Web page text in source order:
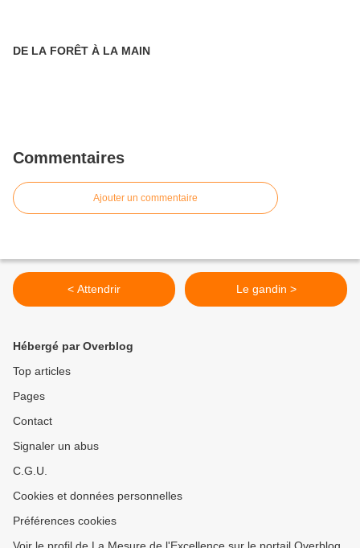
DE LA FORÊT À LA MAIN
Commentaires
Ajouter un commentaire
< Attendrir Le gandin >
Hébergé par Overblog
Top articles
Pages
Contact
Signaler un abus
C.G.U.
Cookies et données personnelles
Préférences cookies